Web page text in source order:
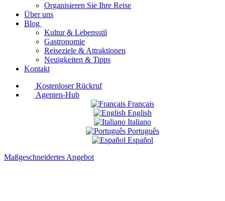
Organisieren Sie Ihre Reise
Über uns
Blog
Kultur & Lebensstil
Gastronomie
Reiseziele & Attraktionen
Neuigkeiten & Tipps
Kontakt
Kostenloser Rückruf
Agenten-Hub
Français
English
Italiano
Português
Español
Maßgeschneidertes Angebot